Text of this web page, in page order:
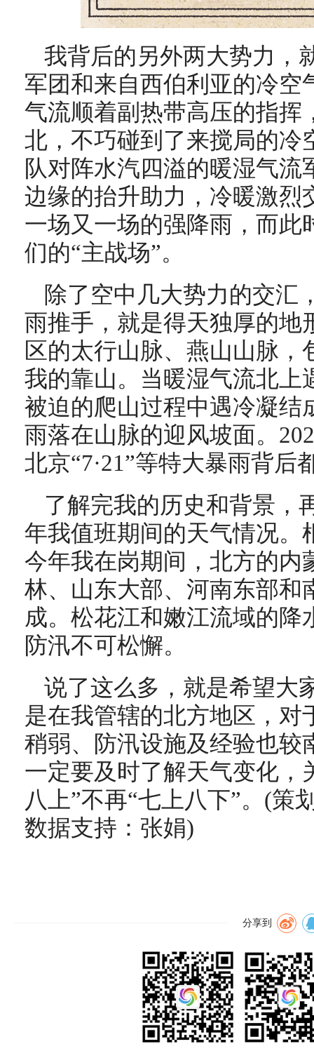
我背后的另外两大势力，
军团和来自西伯利亚的冷空
气流顺着副热带高压的指挥
北，不巧碰到了来搅局的冷
队对阵水汽四溢的暖湿气
边缘的抬升助力，冷暖激烈
一场又一场的强降雨，而此
们的“主战场”。
除了空中几大势力的交汇
雨推手，就是得天独厚的地
区的太行山脉、燕山山脉
我的靠山。当暖湿气流北上
被迫的爬山过程中遇冷凝结
雨落在山脉的迎风坡面。
北京“7·21”等特大暴雨背后
了解完我的历史和背景，
年我值班期间的天气情况。
今年我在岗期间，北方的内
林、山东大部、河南东部和
成。松花江和嫩江流域的降
防汛不可松懈。
说了这么多，就是希望大
是在我管辖的北方地区，对
稍弱、防汛设施及经验也较
一定要及时了解天气变化，
八上”不再“七上八下”。(策
数据支持：张娟)
分享到